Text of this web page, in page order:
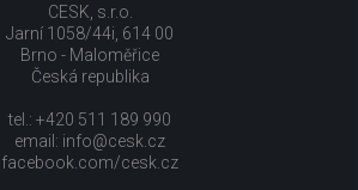
CESK, s.r.o.
Jarní 1058/44i, 614 00
Brno - Maloměřice
Česká republika
tel.: +420 511 189 990
email: info@cesk.cz
facebook.com/cesk.cz